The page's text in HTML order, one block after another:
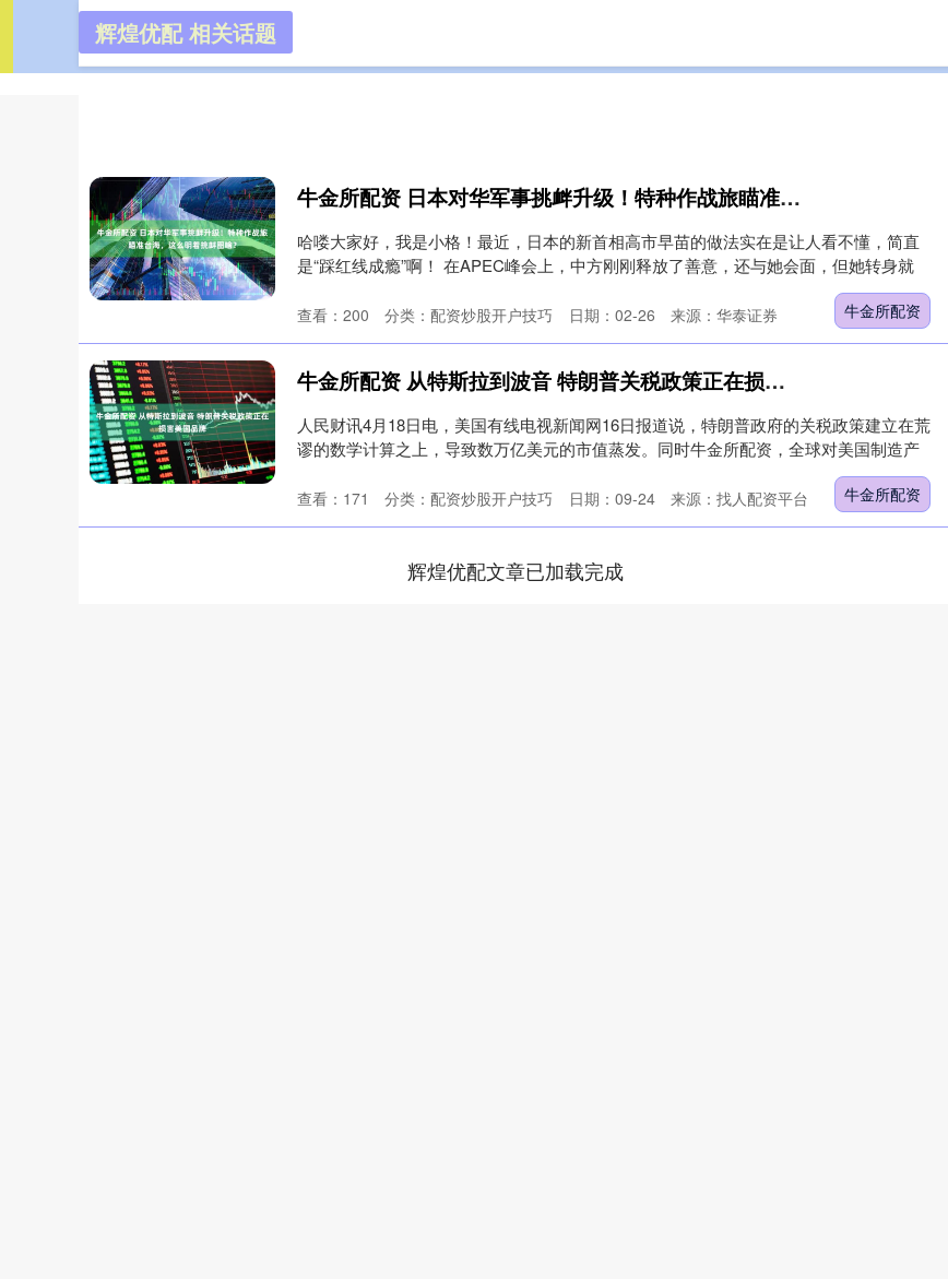
辉煌优配 相关话题
牛金所配资 日本对华军事挑衅升级！特种作战旅瞄准台海，这么明着挑衅图啥？
哈喽大家好，我是小格！最近，日本的新首相高市早苗的做法实在是让人看不懂，简直
是“踩红线成瘾”啊！ 在APEC峰会上，中方刚刚释放了善意，还与她会面，但她转身就
牛金所配资
日期：02-26 来源：华泰证券
查看： 200 分类： 配资炒股开户技巧
牛金所配资 从特斯拉到波音 特朗普关税政策正在损害美国品牌
人民财讯4月18日电，美国有线电视新闻网16日报道说，特朗普政府的关税政策建立在荒
谬的数学计算之上，导致数万亿美元的市值蒸发。同时牛金所配资，全球对美国制造产
牛金所配资
日期：09-24 来源：找人配资平台
查看： 171 分类： 配资炒股开户技巧
辉煌优配文章已加载完成